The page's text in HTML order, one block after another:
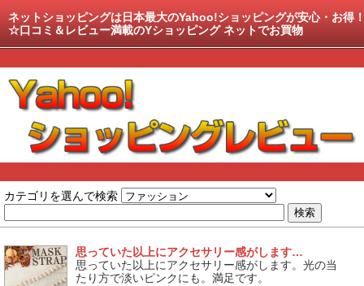
ネットショッピングは日本最大のYahoo!ショッピングが安心・お得
☆口コミ＆レビュー満載のYショッピング ネットでお買物
カテゴリを選んで検索
思っていた以上にアクセサリー感がします…
思っていた以上にアクセサリー感がします。光の当
たり方で淡いピンクにも。満足です。